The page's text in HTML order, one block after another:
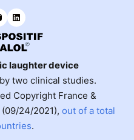
laughter device
two clinical studies.
Copyright France &
(09/24/2021),out of a total
.